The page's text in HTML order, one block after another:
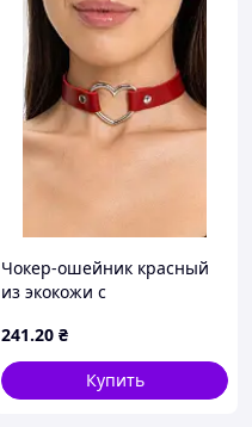
Чокер-ошейник красный
из экокожи с
заклёпками, унисекс
241.20 ₴
Купить